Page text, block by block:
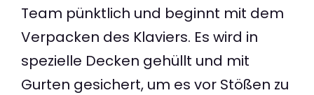
Team pünktlich und beginnt mit dem
Verpacken des Klaviers. Es wird in
spezielle Decken gehüllt und mit
Gurten gesichert, um es vor Stößen zu